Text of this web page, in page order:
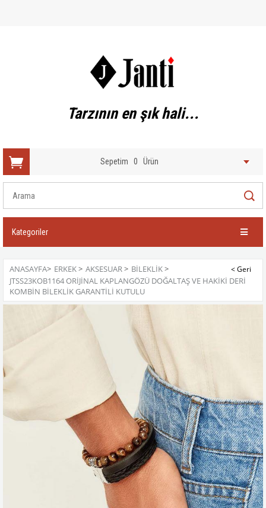
Tarzının en şık hali...
Sepetim 0 Ürün
Kategoriler
ANASAYFA> ERKEK> AKSESUAR> BILEKLIK>
JTSS23KOB1164 ORİJİNAL KAPLANGÖZÜ DOĞALTAŞ VE HAKİKİ DERİ
KOMBİN BİLEKLİK GARANTİLİ KUTULU